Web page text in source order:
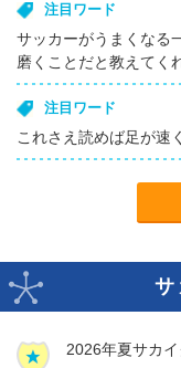
注目ワード
サッカーがうまくなる
磨くことだと教えてく
注目ワード
これさえ読めば足が速
2026年夏サカイ